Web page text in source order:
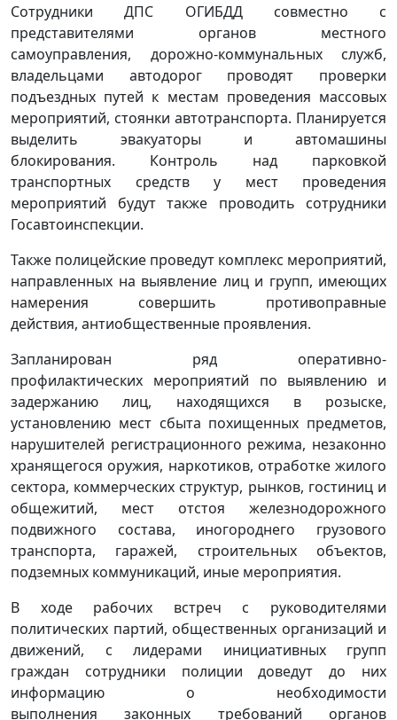
Сотрудники ДПС ОГИБДД совместно с
представителями органов местного
самоуправления, дорожно-коммунальных служб,
владельцами автодорог проводят проверки
подъездных путей к местам проведения массовых
мероприятий, стоянки автотранспорта. Планируется
выделить эвакуаторы и автомашины
блокирования. Контроль над парковкой
транспортных средств у мест проведения
мероприятий будут также проводить сотрудники
Госавтоинспекции.
Также полицейские проведут комплекс мероприятий,
направленных на выявление лиц и групп, имеющих
намерения совершить противоправные
действия, антиобщественные проявления.
Запланирован ряд оперативно-
профилактических мероприятий по выявлению и
задержанию лиц, находящихся в розыске,
установлению мест сбыта похищенных предметов,
нарушителей регистрационного режима, незаконно
хранящегося оружия, наркотиков, отработке жилого
сектора, коммерческих структур, рынков, гостиниц и
общежитий, мест отстоя железнодорожного
подвижного состава, иногороднего грузового
транспорта, гаражей, строительных объектов,
подземных коммуникаций, иные мероприятия.
В ходе рабочих встреч с руководителями
политических партий, общественных организаций и
движений, с лидерами инициативных групп
граждан сотрудники полиции доведут до них
информацию о необходимости
выполнения законных требований органов